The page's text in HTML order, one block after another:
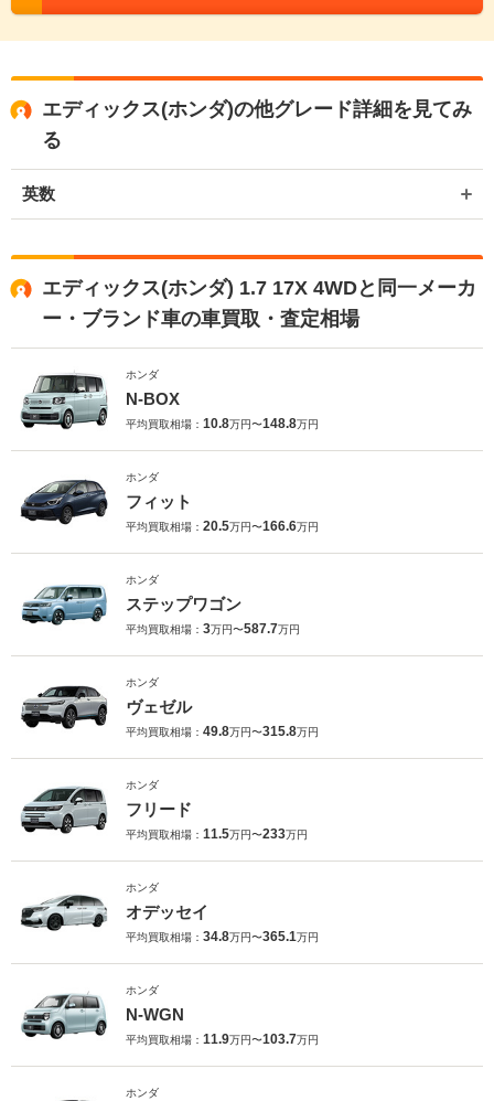
エディックス(ホンダ)の他グレード詳細を見てみ
る
英数
エディックス(ホンダ) 1.7 17X 4WDと同一メーカ
ー・ブランド車の車買取・査定相場
ホンダ
N-BOX
平均買取相場： 10.8万円〜148.8万円
ホンダ
フィット
平均買取相場： 20.5万円〜166.6万円
ホンダ
ステップワゴン
平均買取相場： 3万円〜587.7万円
ホンダ
ヴェゼル
平均買取相場： 49.8万円〜315.8万円
ホンダ
フリード
平均買取相場： 11.5万円〜233万円
ホンダ
オデッセイ
平均買取相場： 34.8万円〜365.1万円
ホンダ
N-WGN
平均買取相場： 11.9万円〜103.7万円
ホンダ